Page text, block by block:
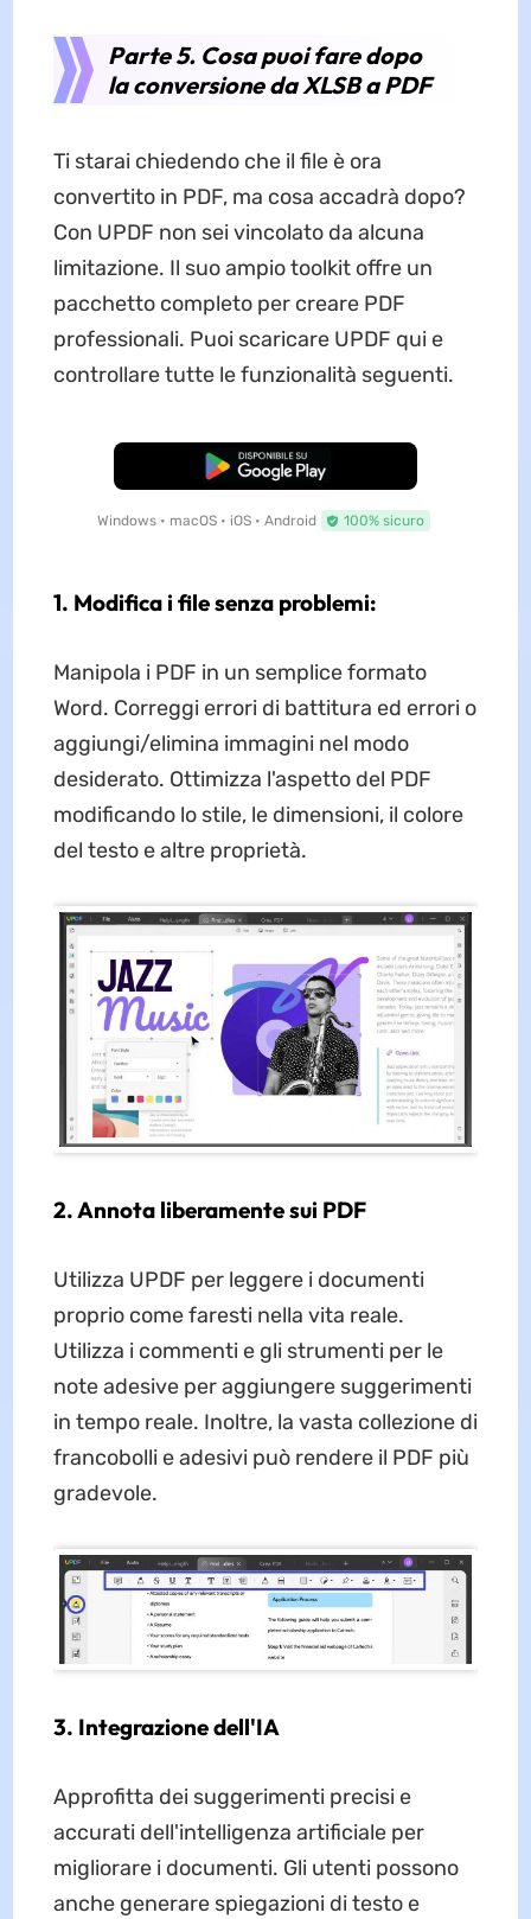
Parte 5. Cosa puoi fare dopo
la conversione da XLSB a PDF
Ti starai chiedendo che il file è ora
convertito in PDF, ma cosa accadrà dopo?
Con UPDF non sei vincolato da alcuna
limitazione. Il suo ampio toolkit offre un
pacchetto completo per creare PDF
professionali. Puoi scaricare UPDF qui e
controllare tutte le funzionalità seguenti.
Download Gratis
Windows • macOS • iOS • Android 100% sicuro
1. Modifica i file senza problemi:
Manipola i PDF in un semplice formato
Word. Correggi errori di battitura ed errori o
aggiungi/elimina immagini nel modo
desiderato. Ottimizza l'aspetto del PDF
modificando lo stile, le dimensioni, il colore
del testo e altre proprietà.
2. Annota liberamente sui PDF
Utilizza UPDF per leggere i documenti
proprio come faresti nella vita reale.
Utilizza i commenti e gli strumenti per le
note adesive per aggiungere suggerimenti
in tempo reale. Inoltre, la vasta collezione di
francobolli e adesivi può rendere il PDF più
gradevole.
3. Integrazione dell'IA
Approfitta dei suggerimenti precisi e
accurati dell'intelligenza artificiale per
migliorare i documenti. Gli utenti possono
anche generare spiegazioni di testo e